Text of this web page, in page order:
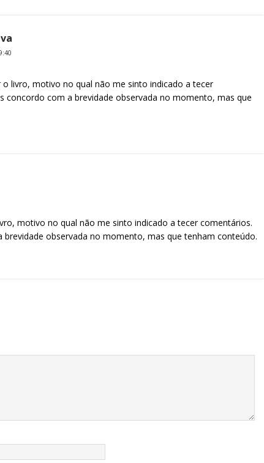
livro, motivo no qual não me sinto indicado a tecer
concordo com a brevidade observada no momento, mas que
motivo no qual não me sinto indicado a tecer comentários.
observada no momento, mas que tenham conteúdo.